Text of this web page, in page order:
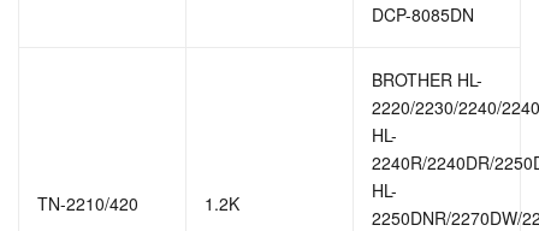
DCP-8085DN
TN-2210/420 1.2K
BROTHER HL-
2220/2230/2240/
HL-
2240R/2240DR/
HL-
2250DNR/2270DW/